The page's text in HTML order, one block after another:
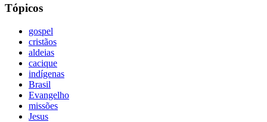
Tópicos
gospel
cristãos
aldeias
cacique
indígenas
Brasil
Evangelho
missões
Jesus